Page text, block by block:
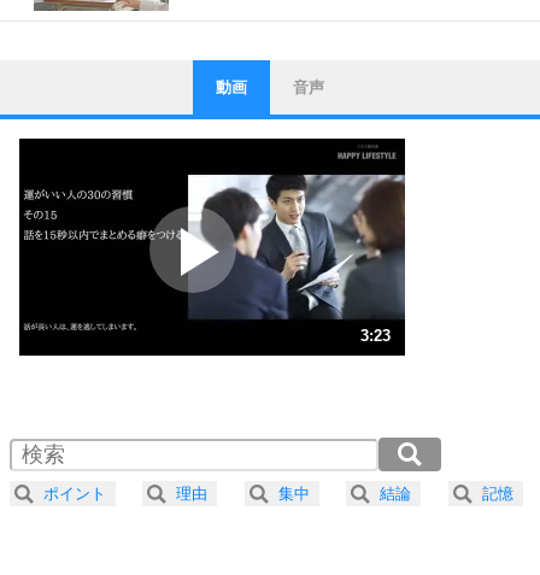
1
ストレス対策
他人と比べない。
いっそのこと、他人を見ない。
いらいらしない人になる30の方法
プラス思考
ポジティブになれない原因は、行動しないから。
ポジティブ思考になる30の方法
ストレス対策
人生、なんとかなるもの。
気楽に生きる30の方法
4 器の大きい人は、怒りを優しさで表現する。
動画 音声
3:23
2.0倍速 （399KB 1分41秒）
2.5倍速 （319KB 1分21秒）
3.0倍速 （266KB 1分7秒）
ポイント 理由 集中 結論 記憶